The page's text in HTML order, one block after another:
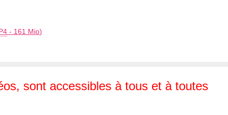
- 161 Mio)
sont accessibles à tous et à toutes